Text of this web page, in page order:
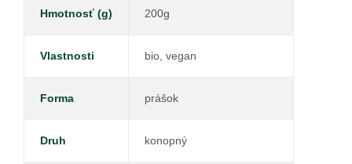
Hmotnosť (g) 200g
Vlastnosti bio, vegan
Forma prášok
Druh konopný